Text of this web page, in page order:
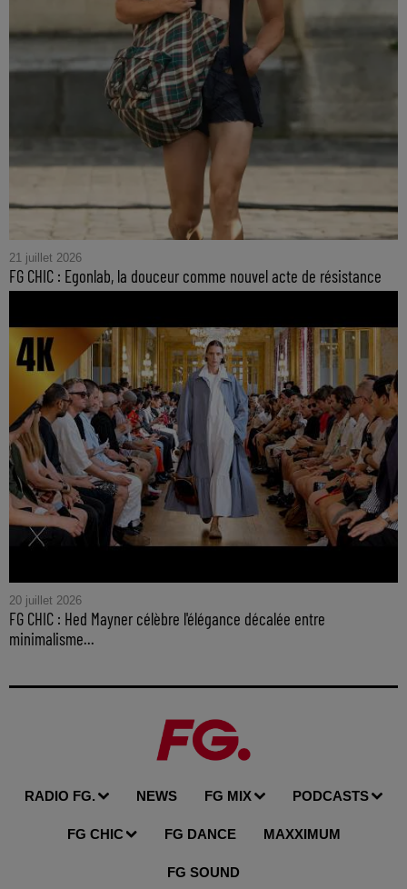
21 juillet 2026
FG CHIC : Egonlab, la douceur comme nouvel acte de résistance
20 juillet 2026
FG CHIC : Hed Mayner célèbre l'élégance décalée entre
minimalisme...
RADIO FG. NEWS FG MIX PODCASTS
FG CHIC FG DANCE MAXXIMUM
FG SOUND